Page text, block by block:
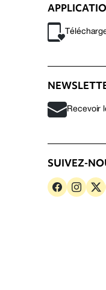
Recevoir
SUIVEZ-